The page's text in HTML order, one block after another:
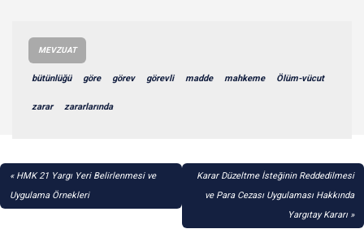
MEVZUAT
bütünlüğü göre görev görevli madde mahkeme Ölüm-vücut
zarar zararlarında
YAZI
GEZINMESI
HMK 21 Yargı Yeri Belirlenmesi ve
Uygulama Örnekleri
Karar Düzeltme İsteğinin Reddedilmesi
ve Para Cezası Uygulaması Hakkında
Yargıtay Kararı